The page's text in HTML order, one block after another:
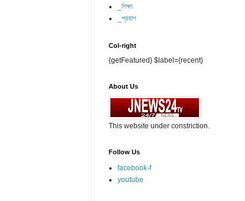
_শিক্ষা
_প্রবাশ
Col-right
{getFeatured} $label={recent}
About Us
This website under constriction.
Follow Us
facebook-f
youtube